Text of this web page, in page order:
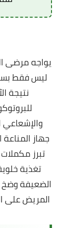
يواجهمرضى
ليس فقط
نتيجة
جهاز
تغذية
الضعيفة وضخ
المريض على